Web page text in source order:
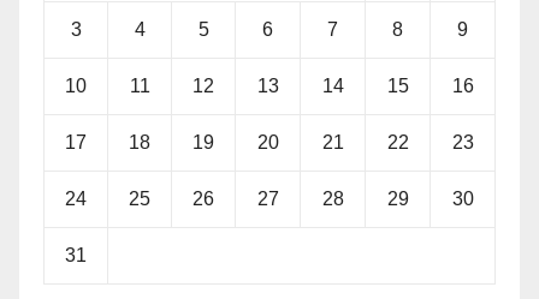
3 4 5 6 7 8 9
10 11 12 13 14 15 16
17 18 19 20 21 22 23
24 25 26 27 28 29 30
31